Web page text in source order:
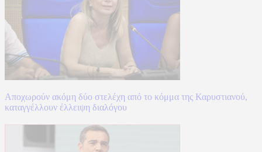
Αποχωρούν ακόμη δύο στελέχη από το κόμμα της Καρυστιανού,
καταγγέλλουν έλλειψη διαλόγου